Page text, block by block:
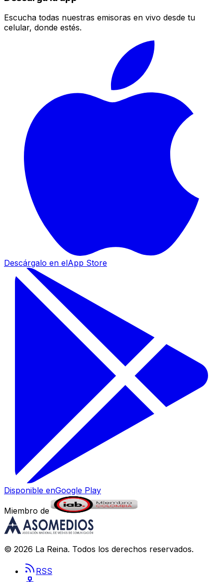
Escucha todas nuestras emisoras en vivo desde tu
celular, donde estés.
Descárgalo en elApp Store
Disponible enGoogle Play
Miembro de
© 2026 La Reina. Todos los derechos reservados.
RSS